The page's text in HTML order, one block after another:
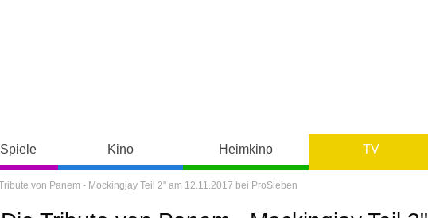
Kino Heimkino TV
von Panem - Mockingjay Teil 2" am 12.11.2017 bei ProSieben